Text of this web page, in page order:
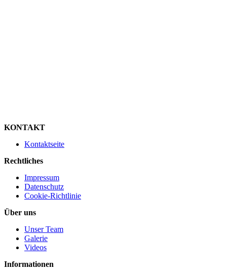
KONTAKT
Kontaktseite
Rechtliches
Impressum
Datenschutz
Cookie-Richtlinie
Über uns
Unser Team
Galerie
Videos
Informationen